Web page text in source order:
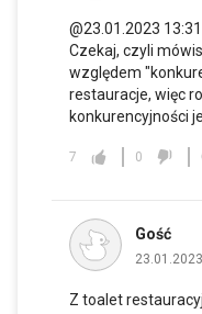
@23.01.2023 13:31
Czekaj, czyli
względem
restauracje, więc
konkurencyjności
7 0
Gość
Z toalet